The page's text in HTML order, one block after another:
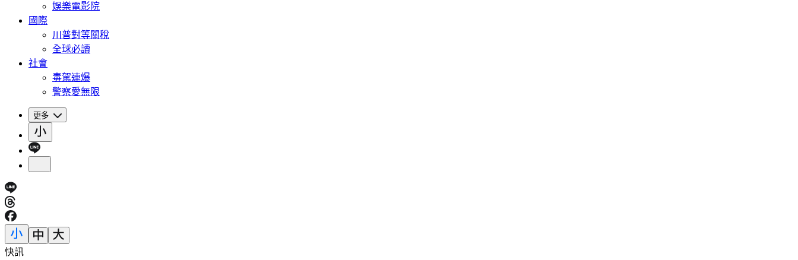
娛樂電影院
國際
川普對等關稅
全球必讀
社會
毒駕連爆
警察愛無限
更多
快訊